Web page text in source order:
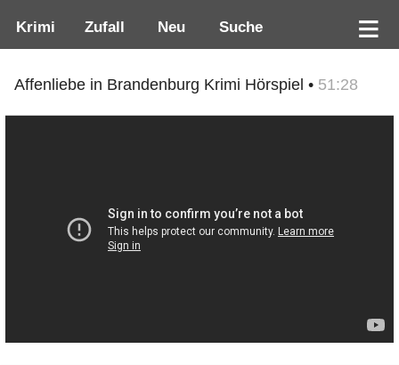
Krimi Zufall Neu Suche
Affenliebe in Brandenburg Krimi Hörspiel • 51:28